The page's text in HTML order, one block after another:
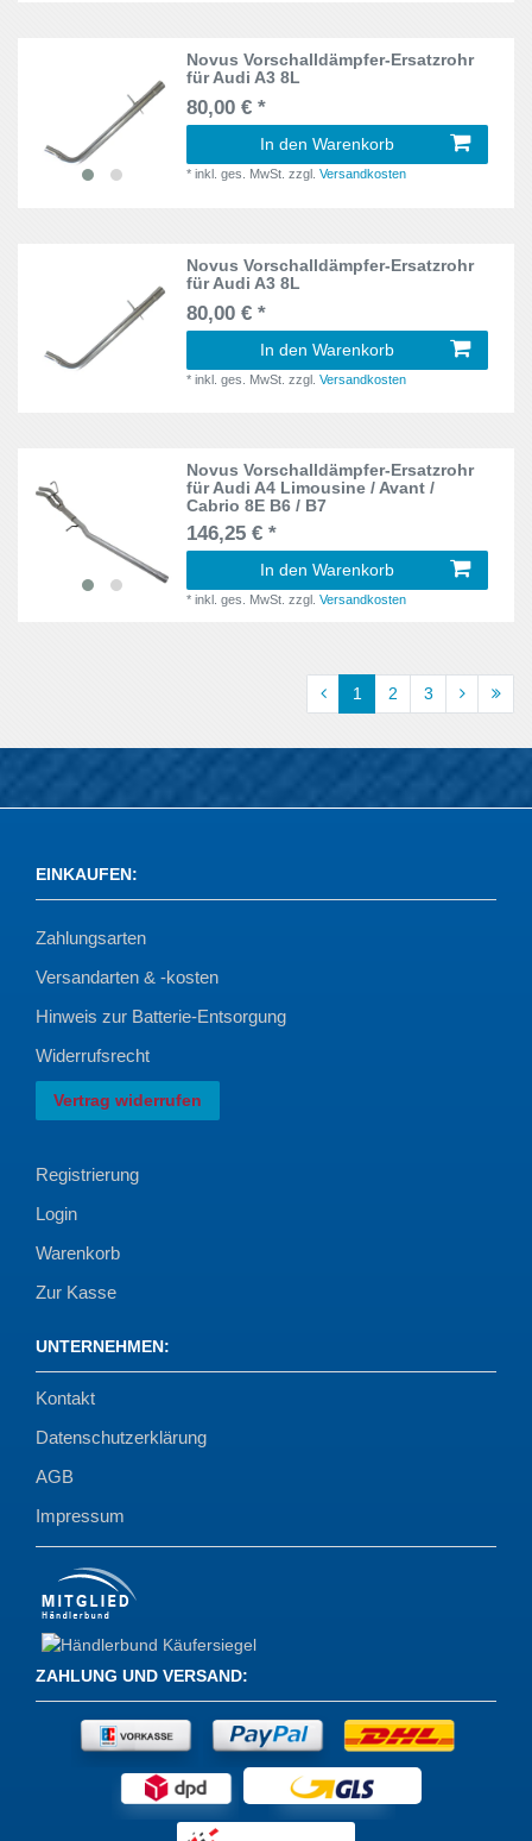
Novus Vorschalldämpfer-Ersatzrohr
für Audi A3 8L
80,00 € *
In den Warenkorb
*inkl. ges. MwSt. zzgl.Versandkosten
Novus Vorschalldämpfer-Ersatzrohr
für Audi A3 8L
80,00 € *
In den Warenkorb
*inkl. ges. MwSt. zzgl.Versandkosten
Novus Vorschalldämpfer-Ersatzrohr
für Audi A4 Limousine / Avant /
Cabrio 8E B6 / B7
146,25 € *
In den Warenkorb
*inkl. ges. MwSt. zzgl.Versandkosten
1 2 3
EINKAUFEN:
Zahlungsarten
Versandarten & -kosten
Hinweis zur Batterie-Entsorgung
Widerrufsrecht
Vertrag widerrufen
Registrierung
Login
Warenkorb
Zur Kasse
UNTERNEHMEN:
Kontakt
Datenschutzerklärung
AGB
Impressum
ZAHLUNG UND VERSAND: